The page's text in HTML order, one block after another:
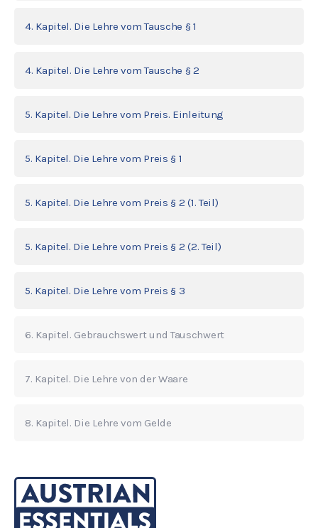
4. Kapitel. Die Lehre vom Tausche § 1
4. Kapitel. Die Lehre vom Tausche § 2
5. Kapitel. Die Lehre vom Preis. Einleitung
5. Kapitel. Die Lehre vom Preis § 1
5. Kapitel. Die Lehre vom Preis § 2 (1. Teil)
5. Kapitel. Die Lehre vom Preis § 2 (2. Teil)
5. Kapitel. Die Lehre vom Preis § 3
6. Kapitel. Gebrauchswert und Tauschwert
7. Kapitel. Die Lehre von der Waare
8. Kapitel. Die Lehre vom Gelde